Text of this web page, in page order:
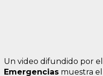
Un video difundido por
Emergencias muestra